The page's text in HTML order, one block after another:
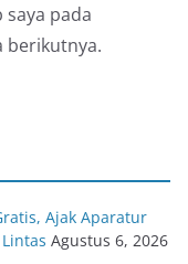
saya pada
berikutnya.
Ajak Aparatur
Agustus 6, 2026